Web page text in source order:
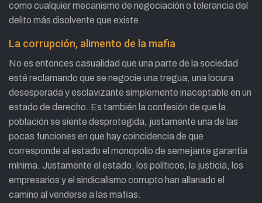
como cualquier mecanismo de negociación o tolerancia del
delito más disolvente que existe.
La corrupción, alimento de la mafia
No es entonces casualidad que una parte de la sociedad
esté reclamando que se negocie una tregua, una locura
desesperada y esclavizante simplemente inaceptable en un
estado de derecho. Es también la confesión de que la
población se siente desprotegida, justamente una de las
pocas funciones en que hay coincidencia de que
corresponde al estado el monopolio de semejante garantía
mínima. Justamente el estado, los políticos, la justicia, los
empresarios y el sindicalismo corrupto han allanado el
camino al venderse a las mafias.